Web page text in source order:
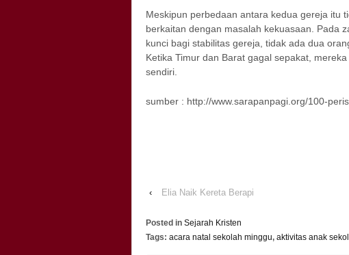
Meskipun perbedaan antara kedua gereja itu
berkaitan dengan masalah kekuasaan. Pada
kunci bagi stabilitas gereja, tidak ada dua
Ketika Timur dan Barat gagal sepakat,
sendiri.
sumber : http://www.sarapanpagi.org/100-
‹ Elia Naik Kereta Berapi
Posted in Sejarah Kristen
Tags: acara natal sekolah minggu, aktivitas anak